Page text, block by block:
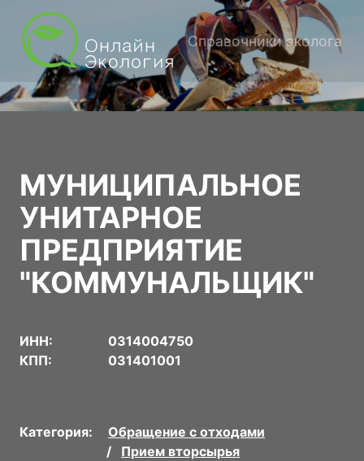
Справочники эколога
МУНИЦИПАЛЬНОЕ
УНИТАРНОЕ
ПРЕДПРИЯТИЕ
"КОММУНАЛЬЩИК"
ИНН:
0314004750
КПП:
031401001
Категория:
Обращение с отходами
Прием вторсырья